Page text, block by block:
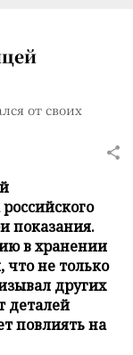
от своих
показания.
в хранении
не только
других
деталей
повлиять на